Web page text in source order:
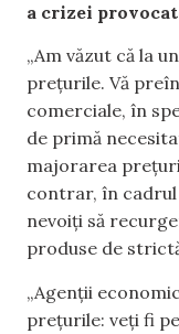
a crizei
„Am văzut că la
prețurile. Vă
comerciale, în
de primă
majorarea
contrar, în
nevoiți să
produse de
„Agenții
prețurile: veți fi